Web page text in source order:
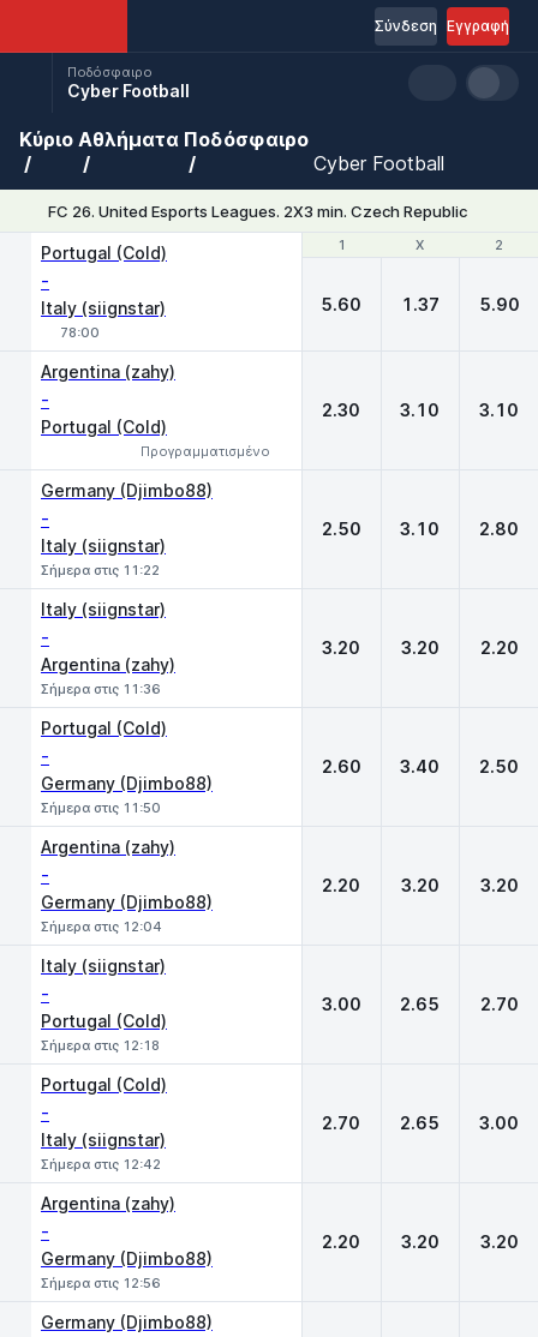
Εγγραφή
Σύνδεση
Ποδόσφαιρο
Cyber Football
Κύριο Αθλήματα Ποδόσφαιρο
Cyber Football
FC 26. United Esports Leagues. 2X3 min. Czech Republic
1 X 2
Portugal (Cold)
-
Italy (siignstar)
78:00
1 X 2
5.60 1.37 5.90
Argentina (zahy)
-
Portugal (Cold)
Προγραμματισμένο
2.30 3.10 3.10
Germany (Djimbo88)
-
Italy (siignstar)
Σήμερα στις 11:22
2.50 3.10 2.80
Italy (siignstar)
-
Argentina (zahy)
Σήμερα στις 11:36
3.20 3.20 2.20
Portugal (Cold)
-
Germany (Djimbo88)
Σήμερα στις 11:50
2.60 3.40 2.50
Argentina (zahy)
-
Germany (Djimbo88)
Σήμερα στις 12:04
2.20 3.20 3.20
Italy (siignstar)
-
Portugal (Cold)
Σήμερα στις 12:18
3.00 2.65 2.70
Portugal (Cold)
-
Italy (siignstar)
Σήμερα στις 12:42
2.70 2.65 3.00
Argentina (zahy)
-
Germany (Djimbo88)
Σήμερα στις 12:56
2.20 3.20 3.20
Germany (Djimbo88)